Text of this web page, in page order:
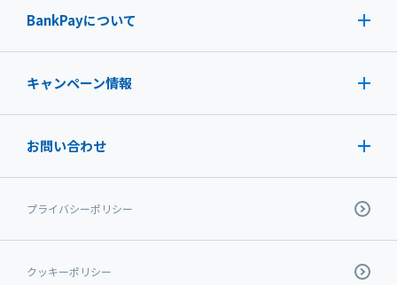
BankPayについて
キャンペーン情報
お問い合わせ
プライバシーポリシー
クッキーポリシー